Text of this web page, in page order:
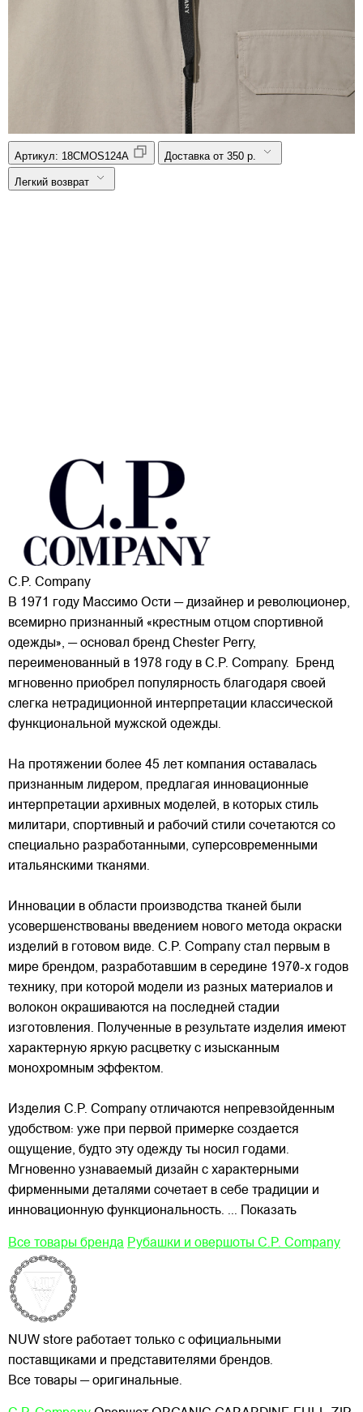
Артикул: 18CMOS124A Доставка от 350 р.
Легкий возврат
C.P. Company
В 1971 году Массимо Ости — дизайнер и революционер,
всемирно признанный «крестным отцом спортивной
одежды», — основал бренд Chester Perry,
переименованный в 1978 году в C.P. Company. Бренд
мгновенно приобрел популярность благодаря своей
слегка нетрадиционной интерпретации классической
функциональной мужской одежды.
На протяжении более 45 лет компания оставалась
признанным лидером, предлагая инновационные
интерпретации архивных моделей, в которых стиль
милитари, спортивный и рабочий стили сочетаются со
специально разработанными, суперсовременными
итальянскими тканями.
Инновации в области производства тканей были
усовершенствованы введением нового метода окраски
изделий в готовом виде. C.P. Company стал первым в
мире брендом, разработавшим в середине 1970-х годов
технику, при которой модели из разных материалов и
волокон окрашиваются на последней стадии
изготовления. Полученные в результате изделия имеют
характерную яркую расцветку с изысканным
монохромным эффектом.
Изделия C.P. Company отличаются непревзойденным
удобством: уже при первой примерке создается
ощущение, будто эту одежду ты носил годами.
Мгновенно узнаваемый дизайн с характерными
фирменными деталями сочетает в себе традиции и
инновационную функциональность. ... Показать
Все товары бренда Рубашки и овершоты C.P. Company
NUW store работает только с официальными
поставщиками и представителями брендов.
Все товары — оригинальные.